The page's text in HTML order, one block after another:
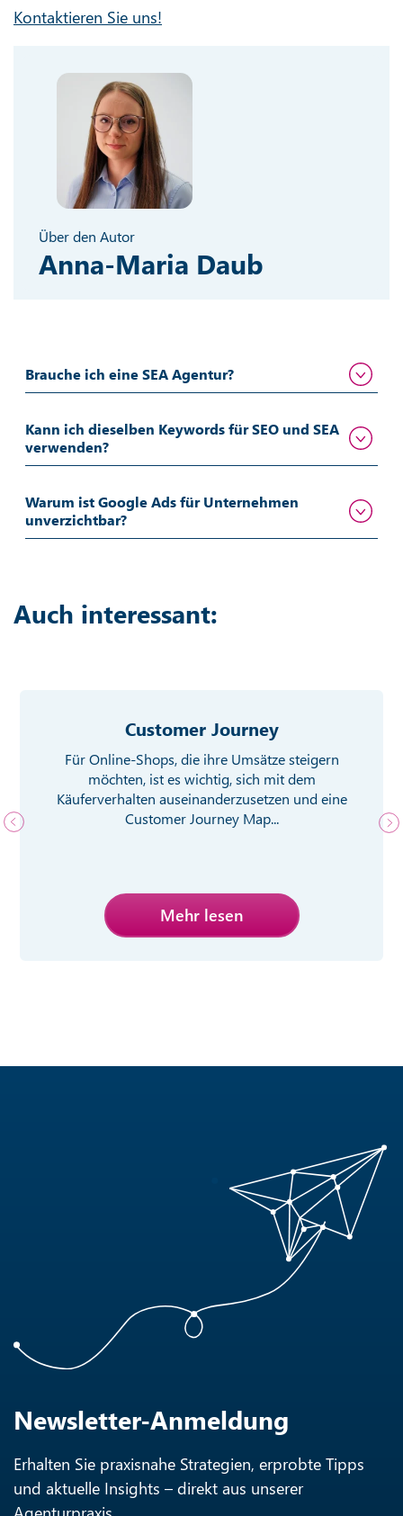
Kontaktieren Sie uns!
Über den Autor
Anna-Maria Daub
Brauche ich eine SEA Agentur?
Kann ich dieselben Keywords für SEO und SEA
verwenden?
Warum ist Google Ads für Unternehmen
unverzichtbar?
Auch interessant:
Customer Journey
Für Online-Shops, die ihre Umsätze steigern
möchten, ist es wichtig, sich mit dem
Käuferverhalten auseinanderzusetzen und eine
Customer Journey Map...
Mehr lesen
Newsletter-Anmeldung
Erhalten Sie praxisnahe Strategien, erprobte Tipps
und aktuelle Insights – direkt aus unserer